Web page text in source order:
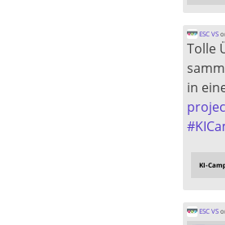
ESC VS
Tolle
in
#
KI-
ESC VS